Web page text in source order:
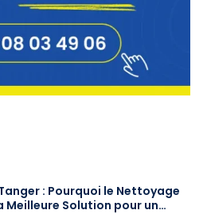
: Pourquoi le Nettoyage
Meilleure Solution pour un